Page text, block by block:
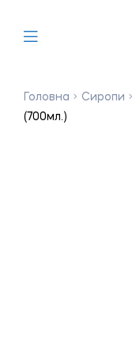
Головна Сиропи
(700мл.)